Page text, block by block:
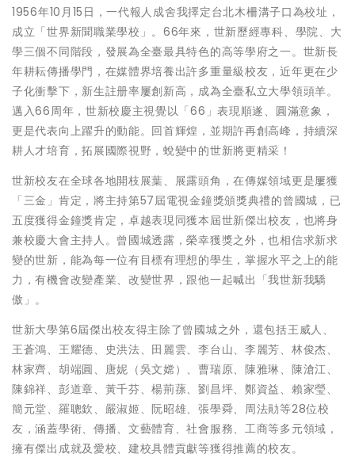
1956年10月15日，一代報人成舍我擇定台北木柵溝子口為校址，
成立「世界新聞職業學校」。66年來，世新歷經專科、學院、大
學三個不同階段，發展為全臺最具特色的高等學府之一。世新長
年耕耘傳播學門，在媒體界培養出許多重量級校友，近年更在少
子化衝擊下，新生註册率屢創新高，成為全臺私立大學領頭羊。
邁入66周年，世新校慶主視覺以「66」表現順遂、圓滿意象，
更是代表向上躍升的動能。回首輝煌，並期許再創高峰，持續深
耕人才培育，拓展國際視野，蛻變中的世新將更精采！
世新校友在全球各地開枝展葉、展露頭角，在傳媒領域更是屢獲
「三金」肯定，將主持第57屆電視金鐘獎頒獎典禮的曾國城，已
五度獲得金鐘獎肯定，卓越表現同獲本屆世新傑出校友，也將身
兼校慶大會主持人。曾國城透露，榮幸獲獎之外，也相信求新求
變的世新，能為每一位有目標有理想的學生，掌握水平之上的能
力，有機會改變產業、改變世界，跟他一起喊出「我世新我驕
傲」。
世新大學第6屆傑出校友得主除了曾國城之外，還包括王威人、
王蒼鴻、王耀德、史洪法、田麗雲、李台山、李麗芳、林俊杰、
林家齊、胡端圓、唐妮（吳文嫦）、曹瑞原、陳雅琳、陳滄江、
陳錦祥、彭道章、黃千芬、楊荊蓀、劉昌坪、鄭資益、賴家瑩、
簡元堂、羅聰欽、嚴淑姬、阮昭雄、張學舜、周法勛等28位校
友，涵蓋學術、傳播、文藝體育、社會服務、工商等多元領域，
擁有傑出成就及愛校、建校具體貢獻等獲得推薦的校友。